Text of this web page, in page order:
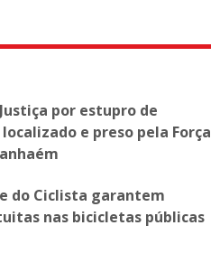
por estupro de
e preso pela Força
do Ciclista garantem
nas bicicletas públicas